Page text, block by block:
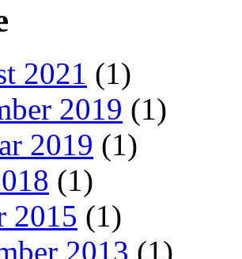
2021 (1)
2019 (1)
2019 (1)
(1)
2015 (1)
2013 (1)